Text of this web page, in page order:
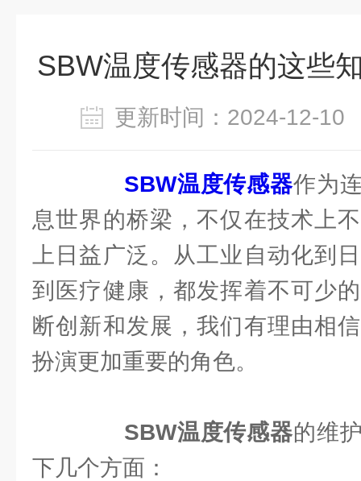
SBW温度传感器的这些
更新时间：2024-12-
SBW温度传感器作为
息世界的桥梁，不仅在技术上
上日益广泛。从工业自动化到
到医疗健康，都发挥着不可少
断创新和发展，我们有理由相
扮演更加重要的角色。
SBW温度传感器的维
下几个方面：